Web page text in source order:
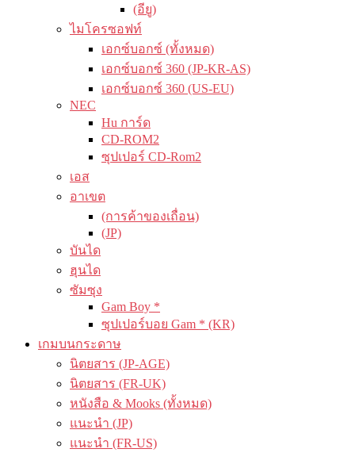
(อียู)
ไมโครซอฟท์
เอกซ์บอกซ์ (ทั้งหมด)
เอกซ์บอกซ์ 360 (JP-KR-AS)
เอกซ์บอกซ์ 360 (US-EU)
NEC
Hu การ์ด
CD-ROM2
ซุปเปอร์ CD-Rom2
เอส
อาเขต
(การค้าของเถื่อน)
(JP)
บันได
ฮุนได
ซัมซุง
Gam Boy *
ซุปเปอร์บอย Gam * (KR)
เกมบนกระดาษ
นิตยสาร (JP-AGE)
นิตยสาร (FR-UK)
หนังสือ & Mooks (ทั้งหมด)
แนะนำ (JP)
แนะนำ (FR-US)